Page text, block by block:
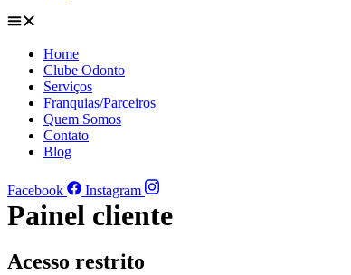
Home
Clube Odonto
Serviços
Franquias/Parceiros
Quem Somos
Contato
Blog
Facebook Instagram
Painel cliente
Acesso restrito